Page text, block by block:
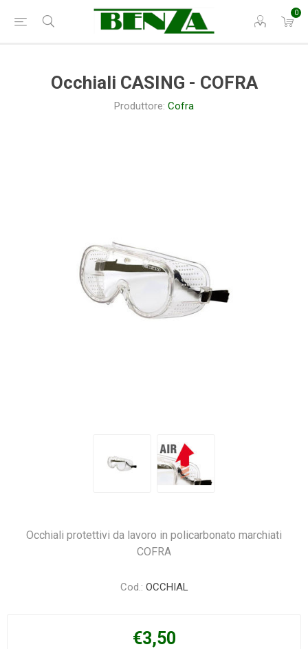
0
Occhiali CASING - COFRA
Produttore: Cofra
Occhiali protettivi da lavoro in policarbonato marchiati
COFRA
Cod.: OCCHIAL
€3,50